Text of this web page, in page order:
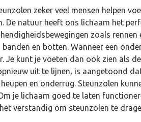
zeker veel mensen helpen
De natuur heeft ons lichaam het
zoals
banden en botten. Wanneer een
Je kunt je voeten dan ook zien als
uit te lijnen, is aangetoond
en onderrug. Steunzolen
je lichaam goed te laten
verstandig om steunzolen te